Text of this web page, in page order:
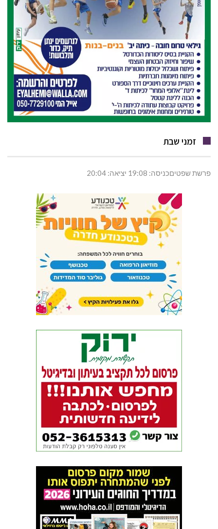
זמני שבת
פרשת שפטיםכניסה: 19:08 יציאה: 20:04